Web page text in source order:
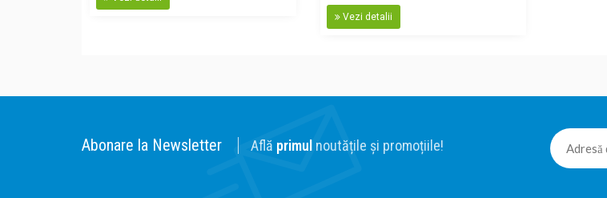
Vezi detalii
Abonare la Newsletter Află primul noutățile și promoțiile!